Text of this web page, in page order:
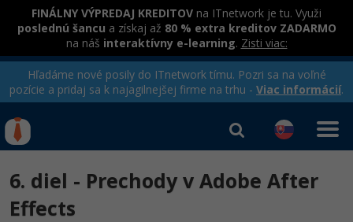
FINÁLNY VÝPREDAJ KREDITOV na ITnetwork je tu. Využi
poslednú šancu a získaj až 80 % extra kreditov ZADARMO
na náš interaktívny e-learning. Zisti viac:
Hľadáme nové posily do ITnetwork tímu. Pozri sa na voľné
pozície a pridaj sa k najagilnejšej firme na trhu - Viac informácií.
Rekvalifikačné kurzy
hradené úradom práce
Prihlásiť sa Registrovať
6. diel - Prechody v Adobe After
Effects